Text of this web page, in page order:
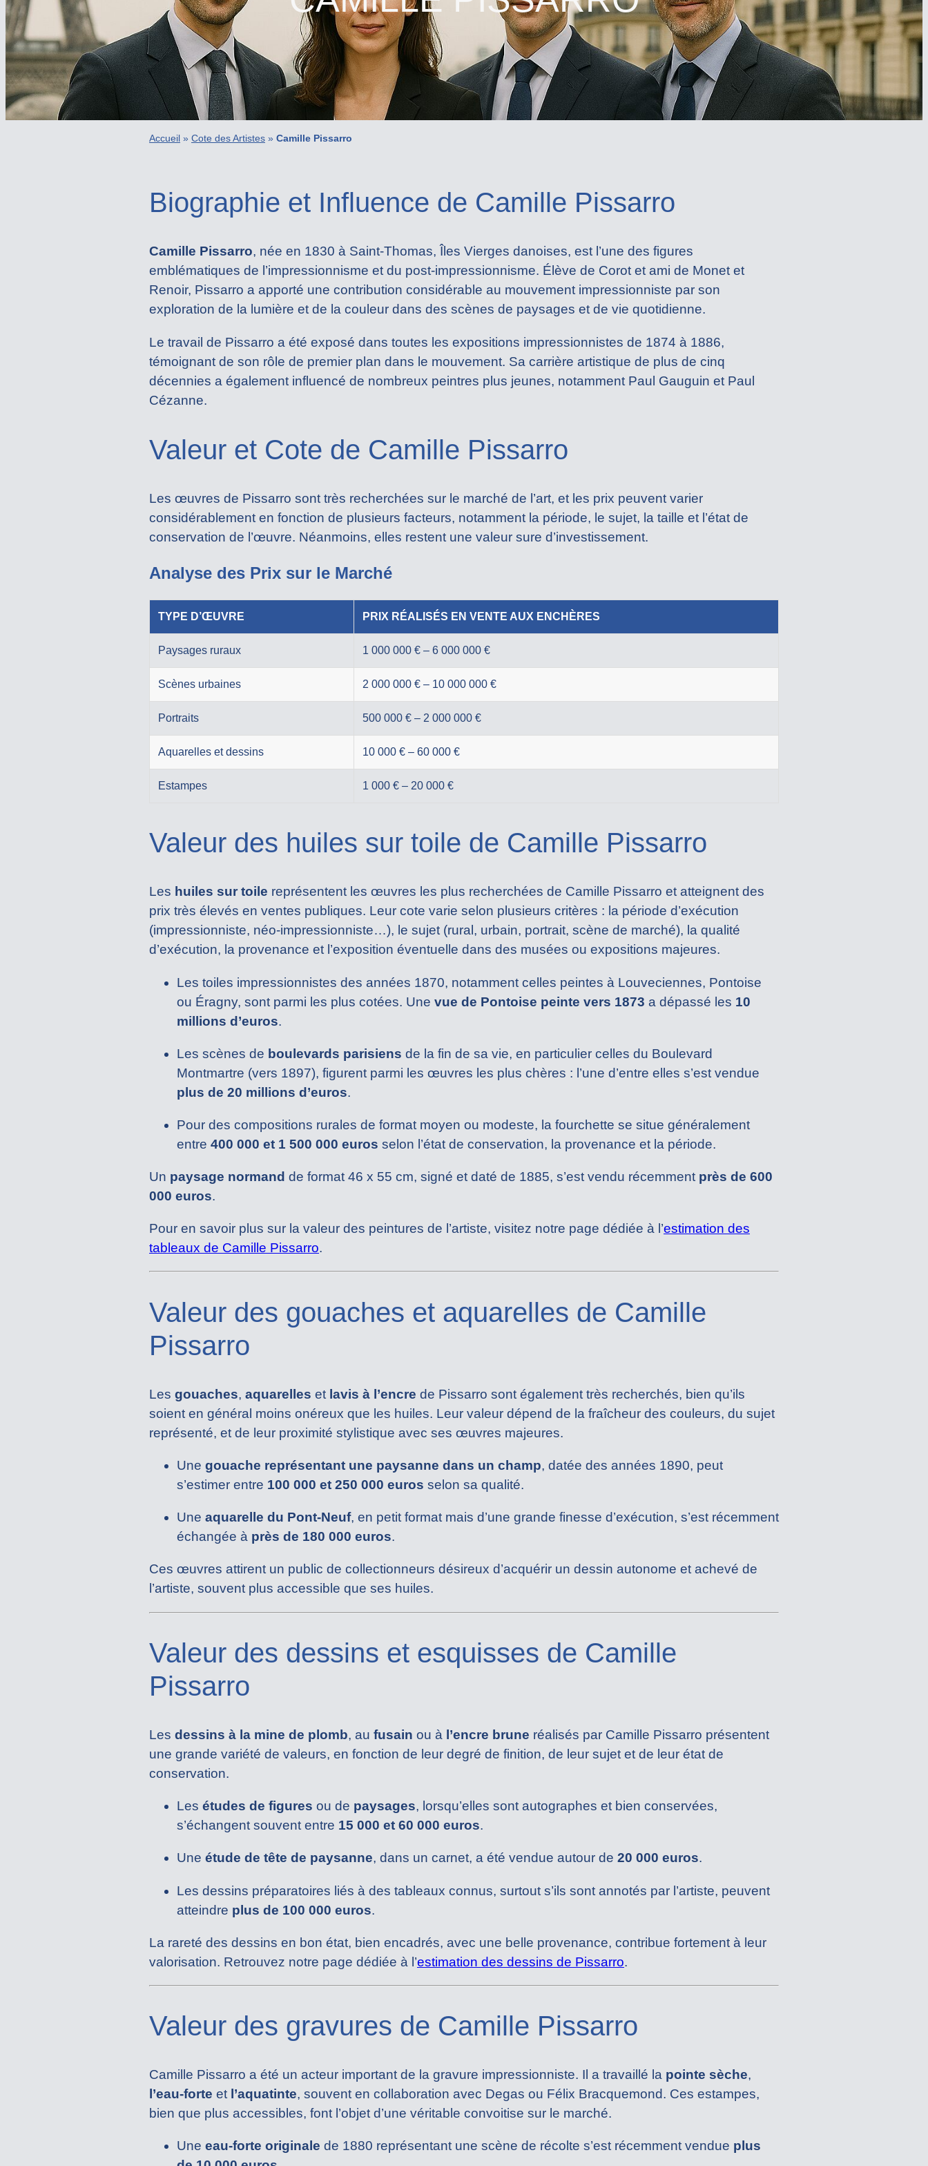
Accueil » Cote des Artistes » Camille Pissarro
Biographie et Influence de Camille Pissarro
Camille Pissarro, née en 1830 à Saint-Thomas, Îles Vierges danoises, est l’une des figures
emblématiques de l’impressionnisme et du post-impressionnisme. Élève de Corot et ami de Monet et
Renoir, Pissarro a apporté une contribution considérable au mouvement impressionniste par son
exploration de la lumière et de la couleur dans des scènes de paysages et de vie quotidienne.
Le travail de Pissarro a été exposé dans toutes les expositions impressionnistes de 1874 à 1886,
témoignant de son rôle de premier plan dans le mouvement. Sa carrière artistique de plus de cinq
décennies a également influencé de nombreux peintres plus jeunes, notamment Paul Gauguin et Paul
Cézanne.
Valeur et Cote de Camille Pissarro
Les œuvres de Pissarro sont très recherchées sur le marché de l’art, et les prix peuvent varier
considérablement en fonction de plusieurs facteurs, notamment la période, le sujet, la taille et l’état de
conservation de l’œuvre. Néanmoins, elles restent une valeur sure d’investissement.
Analyse des Prix sur le Marché
TYPE D’ŒUVRE PRIX RÉALISÉS EN VENTE AUX ENCHÈRES
Paysages ruraux 1 000 000 € – 6 000 000 €
Scènes urbaines 2 000 000 € – 10 000 000 €
Portraits 500 000 € – 2 000 000 €
Aquarelles et dessins 10 000 € – 60 000 €
Estampes 1 000 € – 20 000 €
Valeur des huiles sur toile de Camille Pissarro
Les huiles sur toile représentent les œuvres les plus recherchées de Camille Pissarro et atteignent des
prix très élevés en ventes publiques. Leur cote varie selon plusieurs critères : la période d’exécution
(impressionniste, néo-impressionniste…), le sujet (rural, urbain, portrait, scène de marché), la qualité
d’exécution, la provenance et l’exposition éventuelle dans des musées ou expositions majeures.
Les toiles impressionnistes des années 1870, notamment celles peintes à Louveciennes, Pontoise
ou Éragny, sont parmi les plus cotées. Une vue de Pontoise peinte vers 1873 a dépassé les 10
millions d’euros.
Les scènes de boulevards parisiens de la fin de sa vie, en particulier celles du Boulevard
Montmartre (vers 1897), figurent parmi les œuvres les plus chères : l’une d’entre elles s’est vendue
plus de 20 millions d’euros.
Pour des compositions rurales de format moyen ou modeste, la fourchette se situe généralement
entre 400 000 et 1 500 000 euros selon l’état de conservation, la provenance et la période.
Un paysage normand de format 46 x 55 cm, signé et daté de 1885, s’est vendu récemment près de 600
000 euros.
Pour en savoir plus sur la valeur des peintures de l’artiste, visitez notre page dédiée à l’estimation des
tableaux de Camille Pissarro.
Valeur des gouaches et aquarelles de Camille
Pissarro
Les gouaches, aquarelles et lavis à l’encre de Pissarro sont également très recherchés, bien qu’ils
soient en général moins onéreux que les huiles. Leur valeur dépend de la fraîcheur des couleurs, du sujet
représenté, et de leur proximité stylistique avec ses œuvres majeures.
Une gouache représentant une paysanne dans un champ, datée des années 1890, peut
s’estimer entre 100 000 et 250 000 euros selon sa qualité.
Une aquarelle du Pont-Neuf, en petit format mais d’une grande finesse d’exécution, s’est récemment
échangée à près de 180 000 euros.
Ces œuvres attirent un public de collectionneurs désireux d’acquérir un dessin autonome et achevé de
l’artiste, souvent plus accessible que ses huiles.
Valeur des dessins et esquisses de Camille
Pissarro
Les dessins à la mine de plomb, au fusain ou à l’encre brune réalisés par Camille Pissarro présentent
une grande variété de valeurs, en fonction de leur degré de finition, de leur sujet et de leur état de
conservation.
Les études de figures ou de paysages, lorsqu’elles sont autographes et bien conservées,
s’échangent souvent entre 15 000 et 60 000 euros.
Une étude de tête de paysanne, dans un carnet, a été vendue autour de 20 000 euros.
Les dessins préparatoires liés à des tableaux connus, surtout s’ils sont annotés par l’artiste, peuvent
atteindre plus de 100 000 euros.
La rareté des dessins en bon état, bien encadrés, avec une belle provenance, contribue fortement à leur
valorisation. Retrouvez notre page dédiée à l’estimation des dessins de Pissarro.
Valeur des gravures de Camille Pissarro
Camille Pissarro a été un acteur important de la gravure impressionniste. Il a travaillé la pointe sèche,
l’eau-forte et l’aquatinte, souvent en collaboration avec Degas ou Félix Bracquemond. Ces estampes,
bien que plus accessibles, font l’objet d’une véritable convoitise sur le marché.
Une eau-forte originale de 1880 représentant une scène de récolte s’est récemment vendue plus